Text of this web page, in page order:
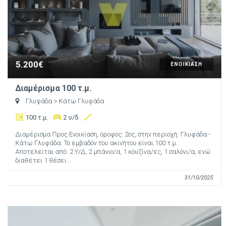
ΕΝΟΙΚΙΑΣΗ
5.200€
Διαμέρισμα 100 τ.μ.
Γλυφάδα > Κάτω Γλυφάδα
100 τ.μ. 2 υ/δ
Διαμέρισμα Προς Ενοικίαση, όροφος: 2ος, στην περιοχή: Γλυφάδα -
Κάτω Γλυφάδα. Το εμβαδόν του ακινήτου είναι 100 τ.μ..
Αποτελείται από: 2 Υ/Δ, 2 μπάνιο/α, 1 κουζίνα/ες, 1 σαλόνι/α, ενώ
διαθέτει 1 θέσει...
31/10/2025